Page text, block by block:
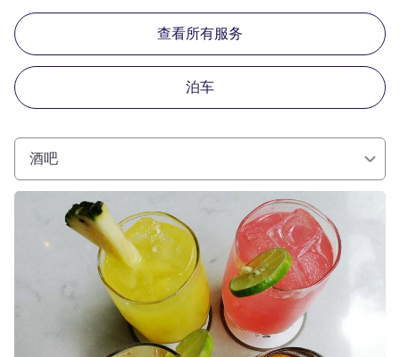
查看所有服务
泊车
酒吧
请参阅详情